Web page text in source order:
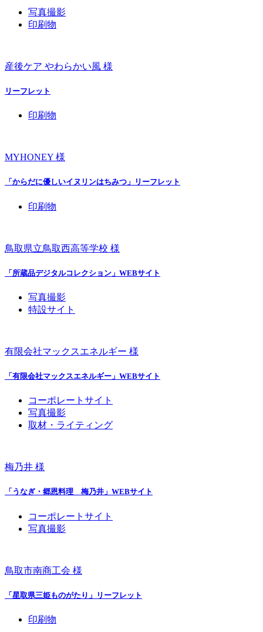
写真撮影
印刷物
産後ケア やわらかい風 様
リーフレット
印刷物
MYHONEY 様
「からだに優しいイヌリンはちみつ」リーフレット
印刷物
鳥取県立鳥取西高等学校 様
「所蔵品デジタルコレクション」WEBサイト
写真撮影
特設サイト
有限会社マックスエネルギー 様
「有限会社マックスエネルギー」WEBサイト
コーポレートサイト
写真撮影
取材・ライティング
梅乃井 様
「うなぎ・郷恩料理 梅乃井」WEBサイト
コーポレートサイト
写真撮影
鳥取市南商工会 様
「星取県三姫ものがたり」リーフレット
印刷物